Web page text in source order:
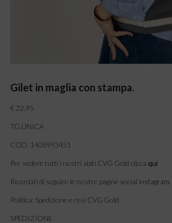
Gilet in maglia con stampa.
€ 22,95
TG.UNICA
COD. 1408993451
Per vedere tutti i nostri abiti CVG Gold clicca qui
Ricordati di seguire le nostre pagine social instagram
Politica: Spedizione e resi CVG Gold
SPEDIZIONE